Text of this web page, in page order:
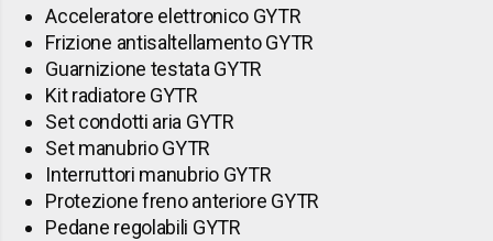
Acceleratore elettronico GYTR
Frizione antisaltellamento GYTR
Guarnizione testata GYTR
Kit radiatore GYTR
Set condotti aria GYTR
Set manubrio GYTR
Interruttori manubrio GYTR
Protezione freno anteriore GYTR
Pedane regolabili GYTR